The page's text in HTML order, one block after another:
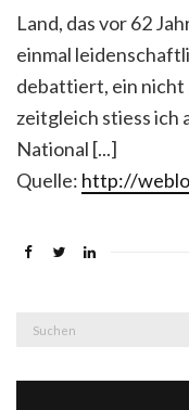
Land, das vor 62
einmal
debattiert, ein nicht
zeitgleich stiess ich
National [...]
Quelle: http://